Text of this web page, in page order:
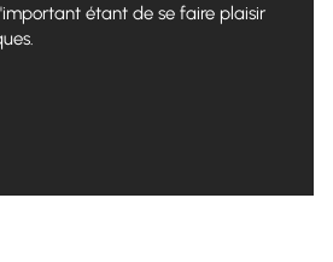
étant de se faire plaisir